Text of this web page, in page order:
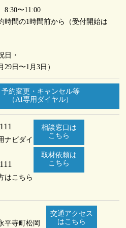
〜11:00
間の1時間前から（受付開始は
日・
29日〜1月3日）
予約変更・キャンセル等
（AI専用ダイヤル）
ナビダイ
はこちら
相談窓口は
こちら
取材依頼は
こちら
平寺町松岡
交通アクセス
はこちら